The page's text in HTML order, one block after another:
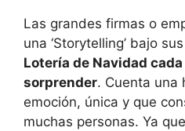
Las grandes firmas o
una ‘Storytelling’ bajo
Lotería de Navidad
sorprender. Cuenta una
emoción, única y que
muchas personas. Ya